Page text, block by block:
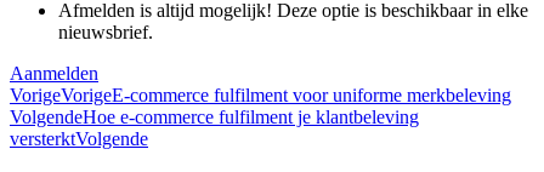
Afmelden is altijd mogelijk! Deze optie is beschikbaar in elke
nieuwsbrief.
Aanmelden
VorigeVorigeE-commerce fulfilment voor uniforme merkbeleving
VolgendeHoe e-commerce fulfilment je klantbeleving
versterktVolgende